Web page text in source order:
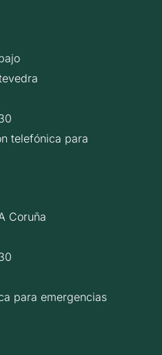
telefónica para
Coruña
para emergencias